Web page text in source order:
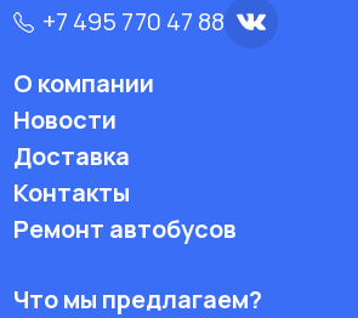
+7 495 770 47 88
О компании
Новости
Доставка
Контакты
Ремонт автобусов
Что мы предлагаем?